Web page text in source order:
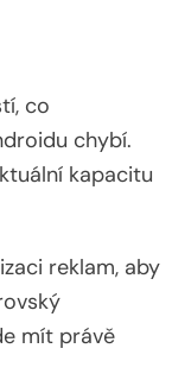
co
chybí.
kapacitu
reklam, aby
mít právě